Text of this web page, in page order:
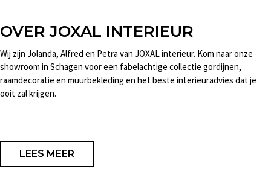
OVER JOXAL INTERIEUR
Wij zijn Jolanda, Alfred en Petra van JOXAL interieur. Kom naar onze
showroom in Schagen voor een fabelachtige collectie gordijnen,
raamdecoratie en muurbekleding en het beste interieuradvies dat je
ooit zal krijgen.
LEES MEER